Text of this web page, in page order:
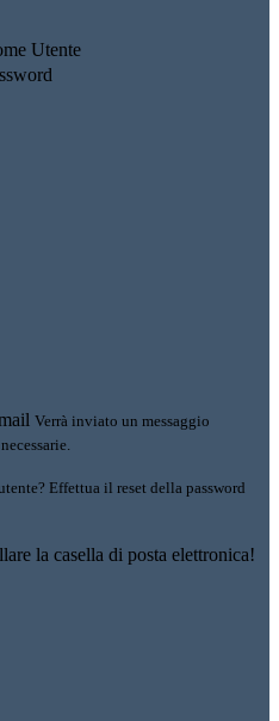
Utente
Verrà inviato un messaggio
Effettua il reset della password
la casella di posta elettronica!